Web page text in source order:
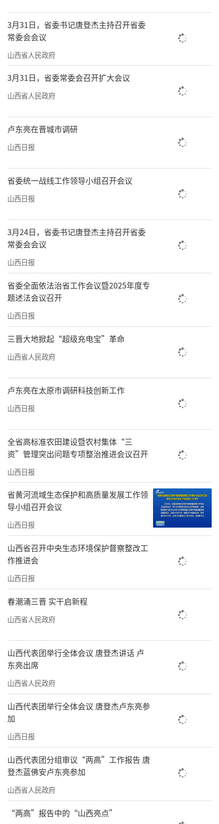
3月31日，省委书记唐登杰主持召开省委
常委会会议
山西省人民政府
3月31日，省委常委会召开扩大会议
山西省人民政府
卢东亮在晋城市调研
山西日报
省委统一战线工作领导小组召开会议
山西日报
3月24日，省委书记唐登杰主持召开省委
常委会会议
山西日报
省委全面依法治省工作会议暨2025年度专
题述法会议召开
山西日报
三晋大地掀起“超级充电宝”革命
山西省人民政府
卢东亮在太原市调研科技创新工作
山西日报
全省高标准农田建设暨农村集体“三
资”管理突出问题专项整治推进会议召开
山西日报
省黄河流域生态保护和高质量发展工作领
导小组召开会议
山西日报
山西省召开中央生态环境保护督察整改工
作推进会
山西日报
春潮涌三晋 实干启新程
山西省人民政府
山西代表团举行全体会议 唐登杰讲话 卢
东亮出席
山西省人民政府
山西代表团举行全体会议 唐登杰卢东亮参
加
山西日报
山西代表团分组审议“两高”工作报告 唐
登杰蓝佛安卢东亮参加
山西省人民政府
“两高”报告中的“山西亮点”